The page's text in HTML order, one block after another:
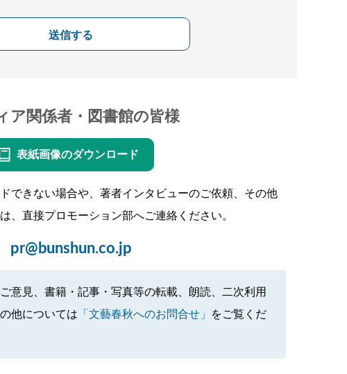
送信する
ア関係者・図書館の皆様
表紙画像のダウンロード
できない場合や、著者インタビューのご依頼、その他
、直接プロモーション部へご連絡ください。
pr@bunshun.co.jp
意見、書籍・記事・写真等の転載、朗読、二次利用
他については 「文藝春秋へのお問合せ」
をご覧くだ